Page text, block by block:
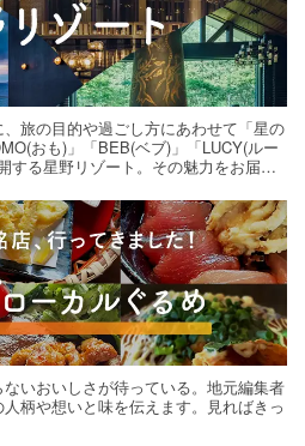
、旅の目的や過ごし方にあわせて「星の
おも)」「BEB(ベブ)」「LUCY(ルー
する星野リゾート。その魅力をお届け
いおいしさが待っている。地元編集者
柄や想いと味を伝えます。見ればきっ